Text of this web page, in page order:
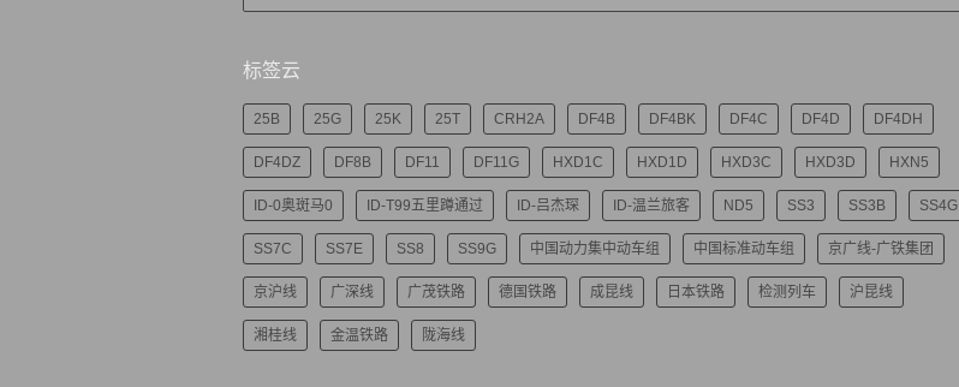
标签云
25B 25G 25K 25T CRH2A DF4B DF4BK DF4C DF4D DF4DH
DF4DZ DF8B DF11 DF11G HXD1C HXD1D HXD3C HXD3D HXN5
ID-0奥斑马0 ID-T99五里蹲通过 ID-吕杰琛 ID-温兰旅客 ND5 SS3 SS3B SS4G
SS7C SS7E SS8 SS9G 中国动力集中动车组 中国标准动车组 京广线-广铁集团
京沪线 广深线 广茂铁路 德国铁路 成昆线 日本铁路 检测列车 沪昆线
湘桂线 金温铁路 陇海线